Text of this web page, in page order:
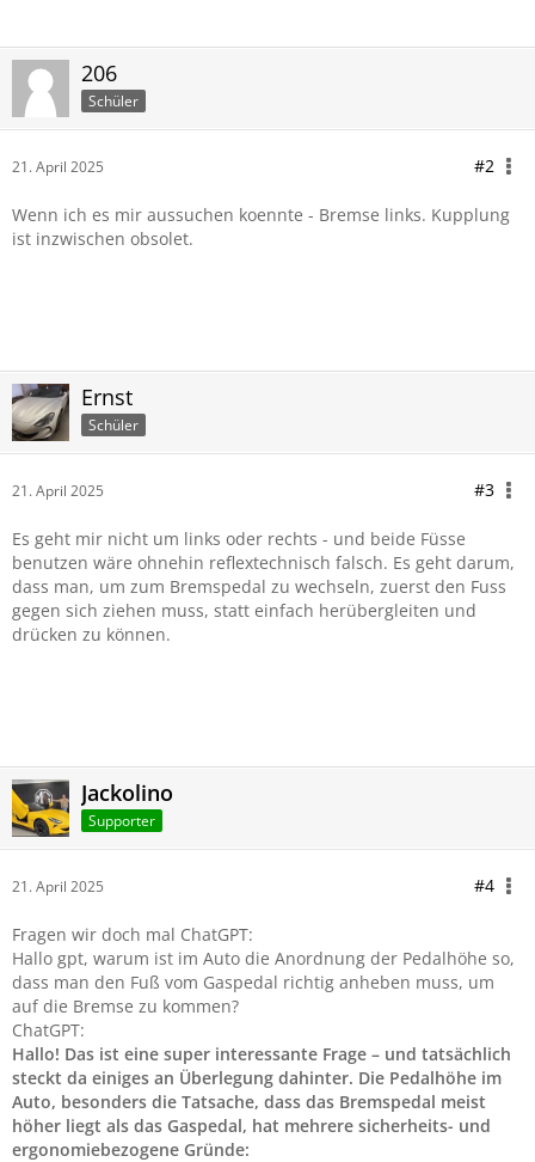
206
Schüler
21. April 2025 #2
Wenn ich es mir aussuchen koennte - Bremse links. Kupplung
ist inzwischen obsolet.
Ernst
Schüler
21. April 2025 #3
Es geht mir nicht um links oder rechts - und beide Füsse
benutzen wäre ohnehin reflextechnisch falsch. Es geht darum,
dass man, um zum Bremspedal zu wechseln, zuerst den Fuss
gegen sich ziehen muss, statt einfach herübergleiten und
drücken zu können.
Jackolino
Supporter
21. April 2025 #4
Fragen wir doch mal ChatGPT:
Hallo gpt, warum ist im Auto die Anordnung der Pedalhöhe so,
dass man den Fuß vom Gaspedal richtig anheben muss, um
auf die Bremse zu kommen?
ChatGPT:
Hallo! Das ist eine super interessante Frage – und tatsächlich
steckt da einiges an Überlegung dahinter. Die Pedalhöhe im
Auto, besonders die Tatsache, dass das Bremspedal meist
höher liegt als das Gaspedal, hat mehrere sicherheits- und
ergonomiebezogene Gründe: